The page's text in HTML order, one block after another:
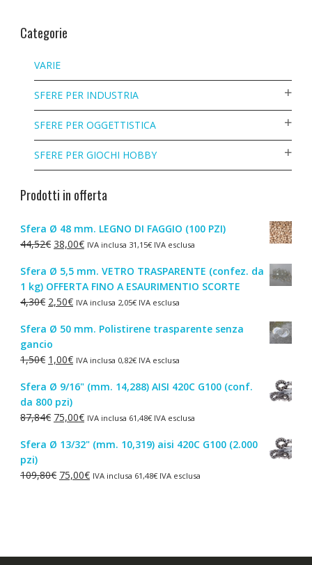
Categorie
VARIE
SFERE PER INDUSTRIA
SFERE PER OGGETTISTICA
SFERE PER GIOCHI HOBBY
Prodotti in offerta
Sfera Ø 48 mm. LEGNO DI FAGGIO (100 PZI)
44,52€ Il
originale
era:
44,52€.
38,00€Il
attuale
è:
38,00€.
IVA inclusa 31,15€IVA esclusa
Sfera Ø 5,5 mm. VETRO TRASPARENTE (confez. da
1 kg) OFFERTA FINO A ESAURIMENTIO SCORTE
4,30€ Il
originale
era:
4,30€.
2,50€Il
attuale
2,50€.
IVA inclusa 2,05€IVA esclusa
Sfera Ø 50 mm. Polistirene trasparente senza
gancio
1,50€ Il
originale
era:
1,50€.
1,00€Il
attuale
è:
1,00€.
IVA inclusa 0,82€IVA esclusa
Sfera Ø 9/16" (mm. 14,288) AISI 420C G100 (conf.
da 800 pzi)
87,84€ Il
originale
87,84€.
75,00€Il
attuale
75,00€.
IVA inclusa 61,48€IVA esclusa
Sfera Ø 13/32" (mm. 10,319) aisi 420C G100 (2.000
pzi)
109,80€ Il
75,00€IlIVA inclusa 61,48€IVA esclusa